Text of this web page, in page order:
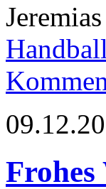
Frohes